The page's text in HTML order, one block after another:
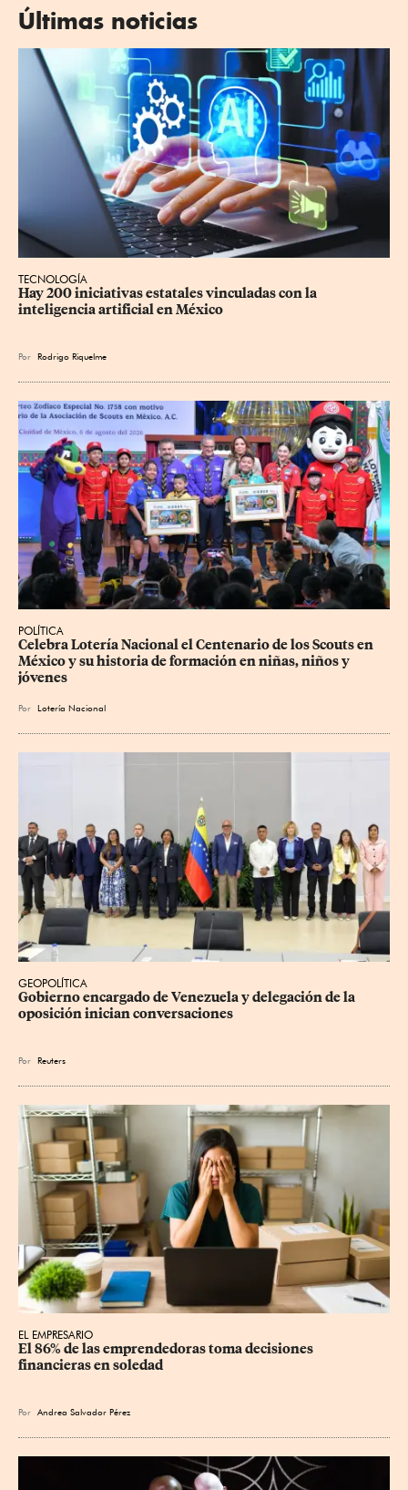
Últimas noticias
TECNOLOGÍA
Hay 200 iniciativas estatales vinculadas con la
inteligencia artificial en México
Por Rodrigo Riquelme
POLÍTICA
Celebra Lotería Nacional el Centenario de los Scouts en
México y su historia de formación en niñas, niños y
jóvenes
Por Lotería Nacional
GEOPOLÍTICA
Gobierno encargado de Venezuela y delegación de la
oposición inician conversaciones
Por Reuters
EL EMPRESARIO
El 86% de las emprendedoras toma decisiones
financieras en soledad
Por Andrea Salvador Pérez